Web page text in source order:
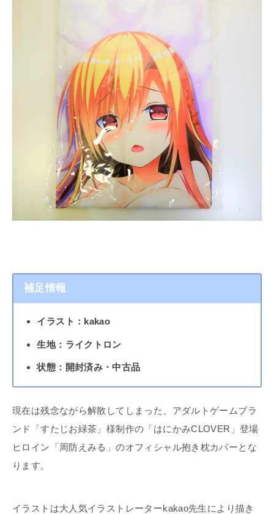
補足情報
イラスト：kakao
生地：ライクトロン
状態：開封済み・中古品
現在は残念ながら解散してしまった、アダルトゲームブラ
ンド「すたじお緑茶」様制作の「はにかみCLOVER」登場
ヒロイン「周防えみる」のオフィシャル抱き枕カバーとな
ります。
イラストは大人気イラストレーターkakao先生により描き